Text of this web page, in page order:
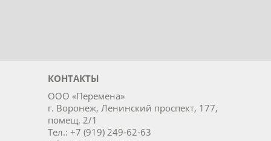
КОНТАКТЫ
ООО «Перемена»
г. Воронеж, Ленинский проспект, 177,
помещ. 2/1
Тел.: +7 (919) 249-62-63